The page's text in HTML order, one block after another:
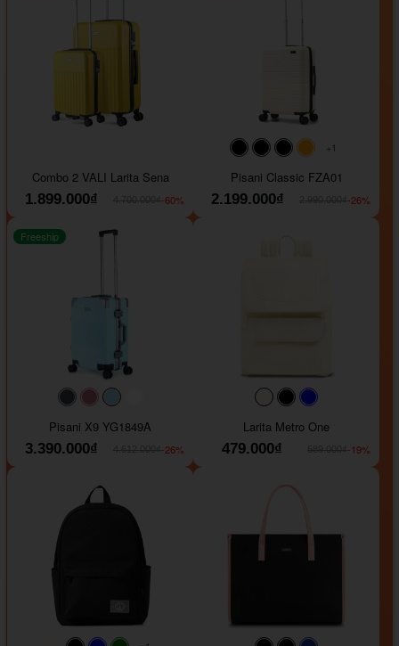
Combo 2 VALI Larita Sena
1.899.000₫
-60%
#000000#000000
#000000
#ffa500
+1
Pisani Classic FZA01
2.199.000₫
-26%
#40454a#b76e79
#9ad8e7
Freeship
Pisani X9 YG1849A
3.390.000₫
-26%
#faf0e6#000000
Larita Metro One
479.000₫
-19%